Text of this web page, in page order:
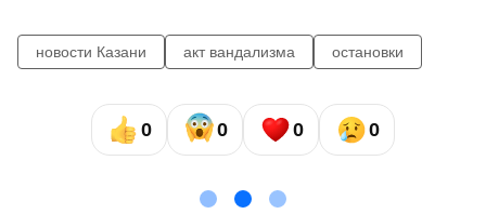
новости Казани акт вандализма остановки
0 0 0 0